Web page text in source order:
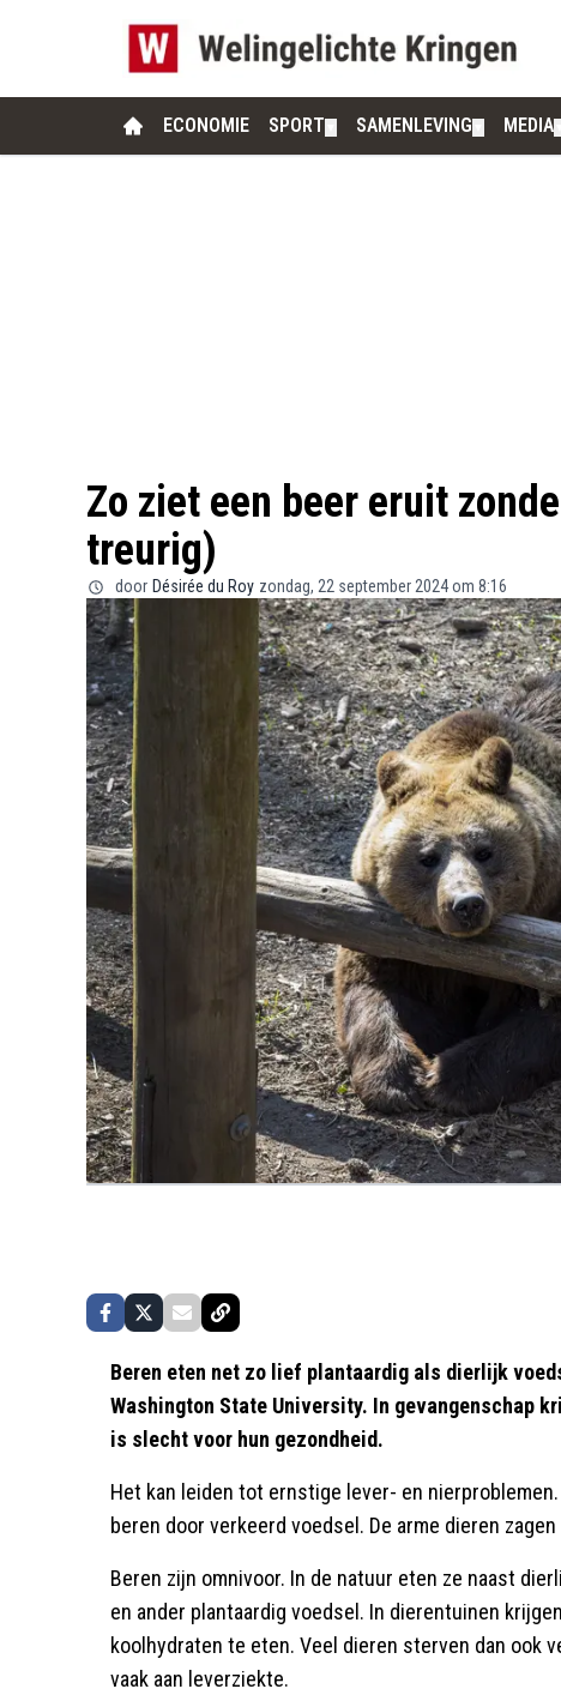
ECONOMIE SPORT SAMENLEVING MEDIA
Zo ziet een beer eruit
treurig)
door Désirée du Roy zondag, 22 september 2024 om 8:16
Beren eten net zo lief plantaardig als dierlijk
Washington State University. In gevangenschap
is slecht voor hun gezondheid.
Het kan leiden tot ernstige lever- en
beren door verkeerd voedsel. De arme dieren
Beren zijn omnivoor. In de natuur eten ze naast
en ander plantaardig voedsel. In dierentuinen
koolhydraten te eten. Veel dieren sterven dan ook
vaak aan leverziekte.